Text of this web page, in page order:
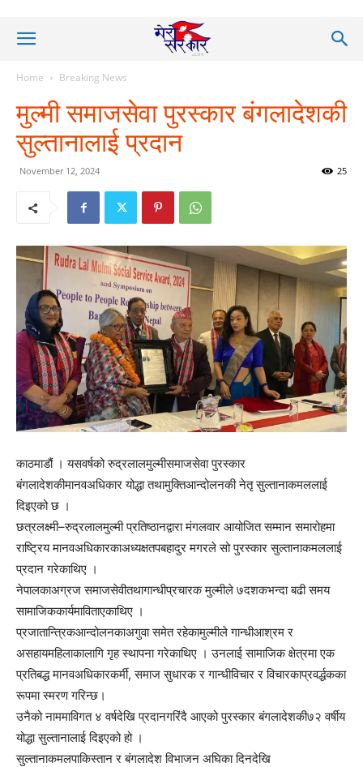
Home Breaking News
मुल्मी समाजसेवा पुरस्कार बंगलादेशकी
सुल्तानालाई प्रदान
November 12, 2024 25
काठमाडौं । यसवर्षको रुद्रलालमुल्मीसमाजसेवा पुरस्कार
बंगलादेशकीमानवअधिकार योद्धा तथामुक्तिआन्दोलनकी नेतृ सुल्तानाकमललाई
दिइएको छ ।
छत्रलक्ष्मी–रुद्रलालमुल्मी प्रतिष्ठानद्वारा मंगलवार आयोजित सम्मान समारोहमा
राष्ट्रिय मानवअधिकारकाअध्यक्षतपबहादुर मगरले सो पुरस्कार सुल्तानाकमललाई
प्रदान गरेकाथिए ।
नेपालकाअग्रज समाजसेवीतथागान्धीप्रचारक मुल्मीले ७दशकभन्दा बढी समय
सामाजिककार्यमाविताएकाथिए ।
प्रजातान्त्रिकआन्दोलनकाअगुवा समेत रहेकामुल्मीले गान्धीआश्रम र
असहायमहिलाकालागि गृह स्थापना गरेकाथिए । उनलाई सामाजिक क्षेत्रमा एक
प्रतिबद्ध मानवअधिकारकर्मी, समाज सुधारक र गान्धीविचार र विचारकाप्रवर्द्धकका
रूपमा स्मरण गरिन्छ।
उनैको नाममाविगत ४ वर्षदेखि प्रदानगरिंदै आएको पुरस्कार बंगलादेशकी७२ वर्षीय
योद्धा सुल्तानालाई दिइएको हो ।
सुल्तानाकमलपाकिस्तान र बंगलादेश विभाजन अघिका दिनदेखि